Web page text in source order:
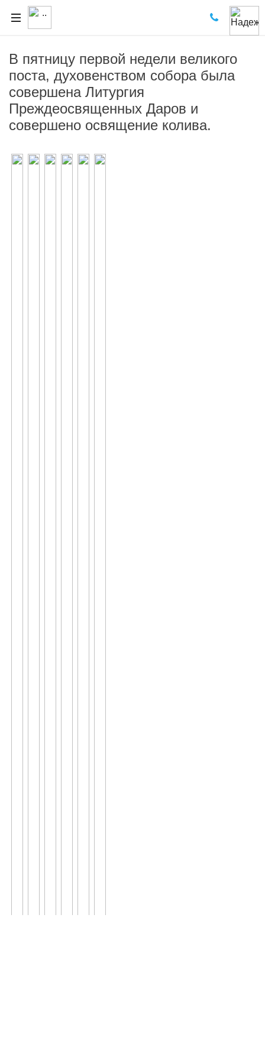
В пятницу первой недели великого
поста, духовенством собора была
совершена Литургия
Преждеосвященных Даров и
совершено освящение колива.